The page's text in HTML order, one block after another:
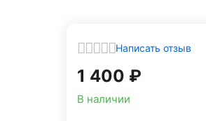
Написать отзыв
1 400 ₽
В наличии